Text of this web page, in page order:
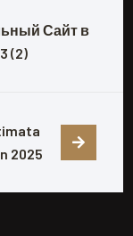
Сайт в
(2)
2025